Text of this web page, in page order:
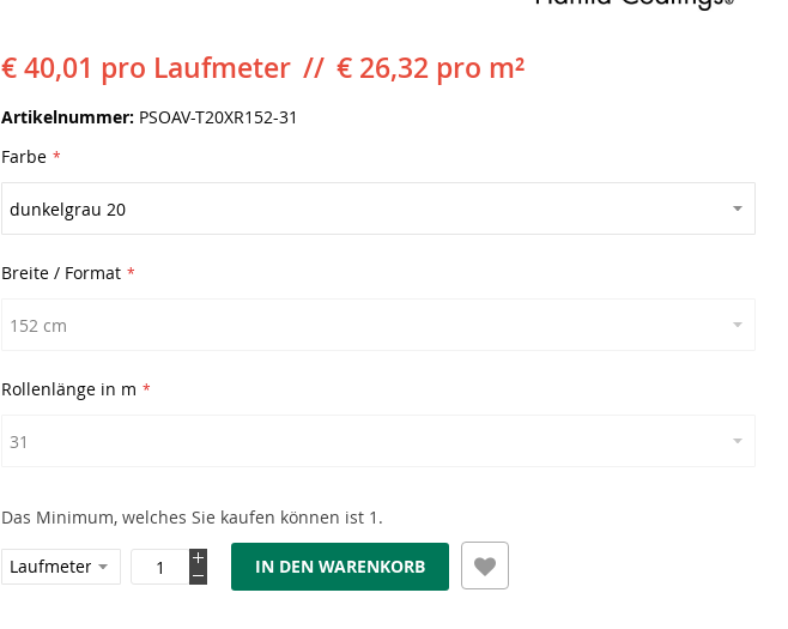
€ 40,01 pro Laufmeter € 26,32 pro m²
Artikelnummer PSOAV-T20XR152-31
Farbe
Breite / Format
Rollenlänge in m
Das Minimum, welches Sie kaufen können ist 1.
IN DEN WARENKORB